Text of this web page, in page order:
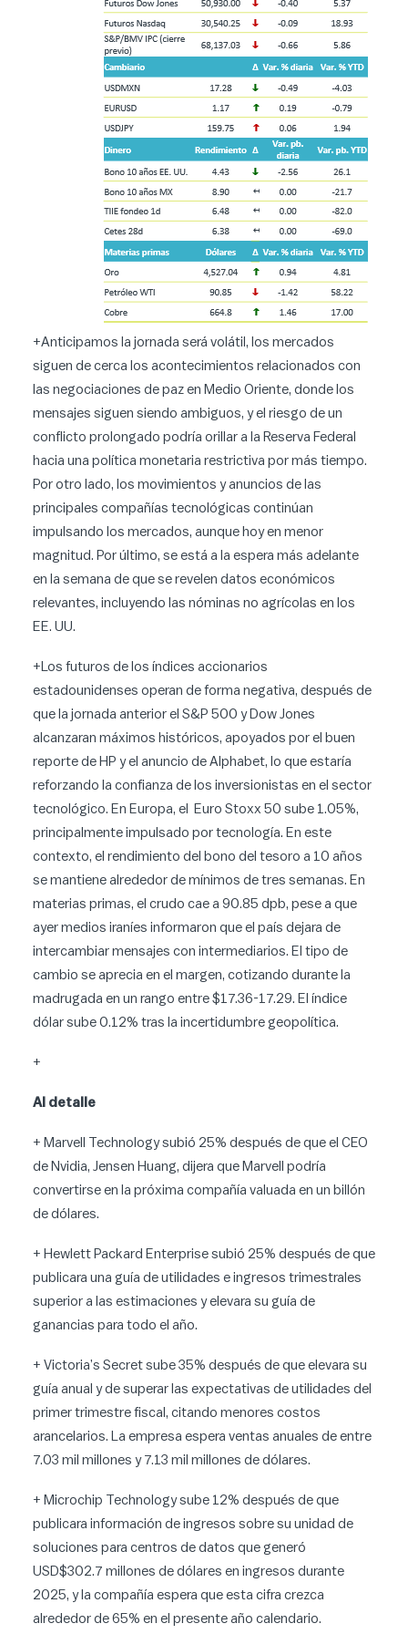
+Anticipamos la jornada será volátil, los mercados
siguen de cerca los acontecimientos relacionados con
las negociaciones de paz en Medio Oriente, donde los
mensajes siguen siendo ambiguos, y el riesgo de un
conflicto prolongado podría orillar a la Reserva Federal
hacia una política monetaria restrictiva por más tiempo.
Por otro lado, los movimientos y anuncios de las
principales compañías tecnológicas continúan
impulsando los mercados, aunque hoy en menor
magnitud. Por último, se está a la espera más adelante
en la semana de que se revelen datos económicos
relevantes, incluyendo las nóminas no agrícolas en los
EE. UU.
+Los futuros de los índices accionarios
estadounidenses operan de forma negativa, después de
que la jornada anterior el S&P 500 y Dow Jones
alcanzaran máximos históricos, apoyados por el buen
reporte de HP y el anuncio de Alphabet, lo que estaría
reforzando la confianza de los inversionistas en el sector
tecnológico. En Europa, el Euro Stoxx 50 sube 1.05%,
principalmente impulsado por tecnología. En este
contexto, el rendimiento del bono del tesoro a 10 años
se mantiene alrededor de mínimos de tres semanas. En
materias primas, el crudo cae a 90.85 dpb, pese a que
ayer medios iraníes informaron que el país dejara de
intercambiar mensajes con intermediarios. El tipo de
cambio se aprecia en el margen, cotizando durante la
madrugada en un rango entre $17.36-17.29. El índice
dólar sube 0.12% tras la incertidumbre geopolítica.
+
Al detalle
+ Marvell Technology subió 25% después de que el CEO
de Nvidia, Jensen Huang, dijera que Marvell podría
convertirse en la próxima compañía valuada en un billón
de dólares.
+ Hewlett Packard Enterprise subió 25% después de que
publicara una guía de utilidades e ingresos trimestrales
superior a las estimaciones y elevara su guía de
ganancias para todo el año.
+ Victoria’s Secret sube 35% después de que elevara su
guía anual y de superar las expectativas de utilidades del
primer trimestre fiscal, citando menores costos
arancelarios. La empresa espera ventas anuales de entre
7.03 mil millones y 7.13 mil millones de dólares.
+ Microchip Technology sube 12% después de que
publicara información de ingresos sobre su unidad de
soluciones para centros de datos que generó
USD$302.7 millones de dólares en ingresos durante
2025, y la compañía espera que esta cifra crezca
alrededor de 65% en el presente año calendario.